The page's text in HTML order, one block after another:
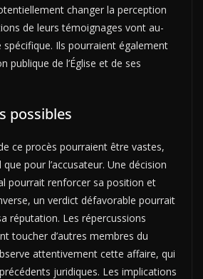
changer la perception
de leurs témoignages vont au-
Ils pourraient également
publique de l’Église et de ses
possibles
ce procès pourraient être vastes,
pour l’accusateur. Une décision
pourrait renforcer sa position et
un verdict défavorable pourrait
réputation. Les répercussions
toucher d’autres membres du
attentivement cette affaire, qui
juridiques. Les implications